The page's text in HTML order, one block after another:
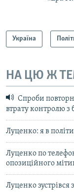
Україна
НА ЦЮ Ж
Спроби
втрату контролю з
Луценко: я в
Луценко по
опозиційного
Луценко